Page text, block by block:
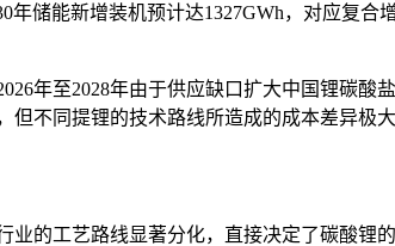
储能新增装机预计达1327GWh，对应复
年至2028年由于供应缺口扩大中国锂碳酸
不同提锂的技术路线所造成的成本差异极
的工艺路线显著分化，直接决定了碳酸锂